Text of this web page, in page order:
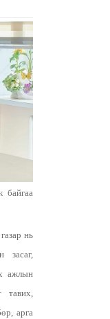
байгаа
нь
засаг,
ажлын
тавих,
арга